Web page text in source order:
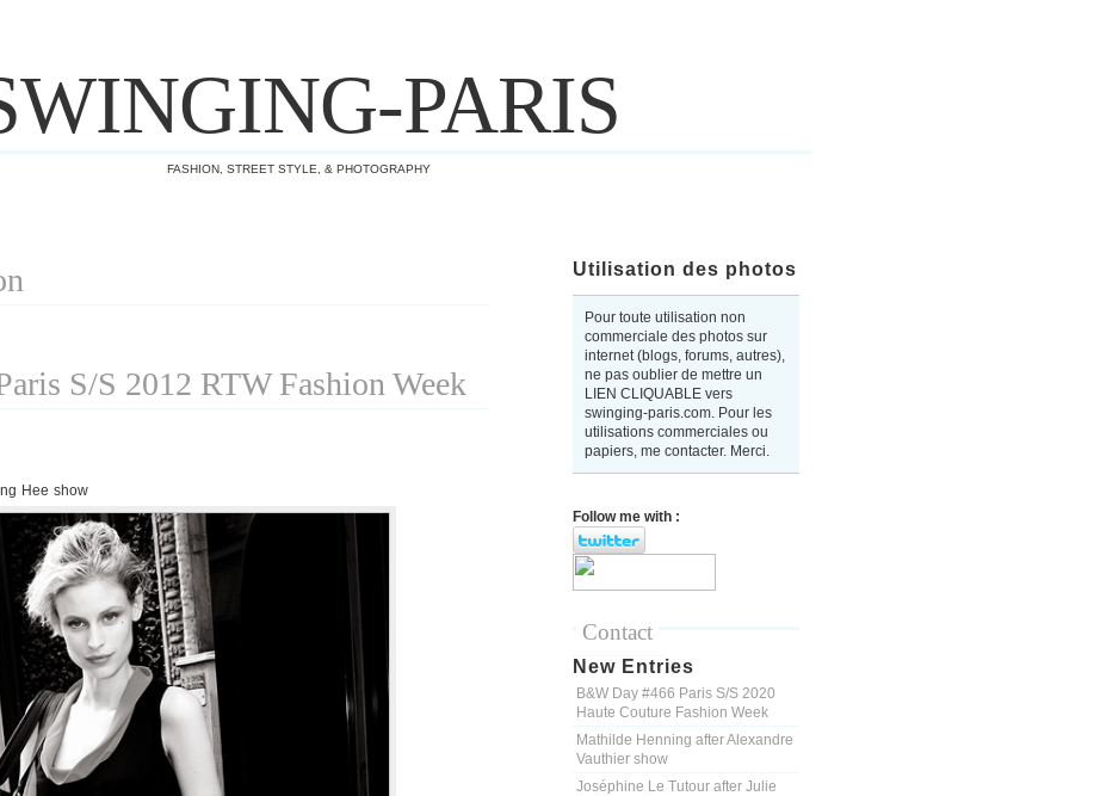
PARIS
FASHION, STREET STYLE, & PHOTOGRAPHY
Utilisation des photos
Pour toute utilisation non
commerciale des photos sur
internet (blogs, forums, autres),
ne pas oublier de mettre un
LIEN CLIQUABLE vers
swinging-paris.com. Pour les
utilisations commerciales ou
papiers, me contacter. Merci.
Follow me with :
Contact
New Entries
B&W Day #466 Paris S/S 2020
Haute Couture Fashion Week
Mathilde Henning after Alexandre
Vauthier show
Joséphine Le Tutour after Julie
S/S 2012 RTW Fashion Week
Hee show